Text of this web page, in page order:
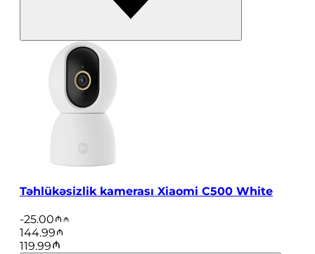
Təhlükəsizlik kamerası Xiaomi C500 White
-25.00
144.99
119.99